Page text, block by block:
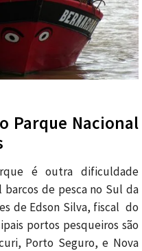
Parque Nacional
é outra dificuldade
de pesca no Sul da
de Edson Silva, fiscal do
portos pesqueiros são
Porto Seguro, e Nova